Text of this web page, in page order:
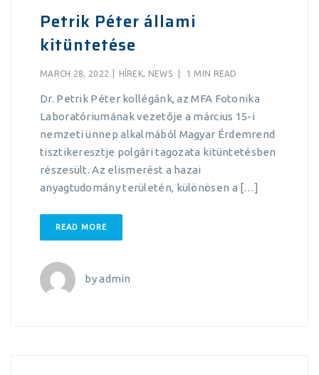
Petrik Péter állami
kitüntetése
MARCH 28, 2022 HÍREK, NEWS 1 MIN READ
Dr. Petrik Péter kollégánk, az MFA Fotonika
Laboratóriumának vezetője a március 15-i
nemzeti ünnep alkalmából Magyar Érdemrend
tisztikeresztje polgári tagozata kitüntetésben
részesült. Az elismerést a hazai
anyagtudomány területén, különösen a […]
READ MORE
byadmin